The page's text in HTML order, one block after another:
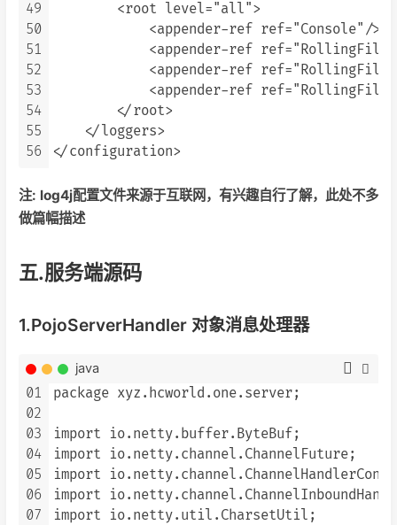
49
50
51
52
53
54
55
56
        <root level="all">
            <appender-ref ref="Console"/>
<appender-ref
<appender-ref
<appender-ref
        </root>
    </loggers>
注: log4j配置文件来源于互联网，有兴趣自行了解，此处不多
做篇幅描述
五.服务端源码
1.PojoServerHandler 对象消息处理器
java
01
02
03
04
05
06
07
package xyz.hcworld.one.server;
import io.netty.buffer.ByteBuf;
import io.netty.channel.ChannelFuture;
import
import
import io.netty.util.CharsetUtil;